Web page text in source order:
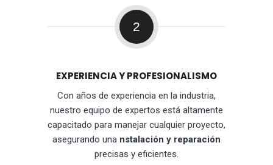
2
EXPERIENCIA Y PROFESIONALISMO
Con años de experiencia en la industria,
nuestro equipo de expertos está altamente
capacitado para manejar cualquier proyecto,
asegurando una nstalación y reparación
precisas y eficientes.